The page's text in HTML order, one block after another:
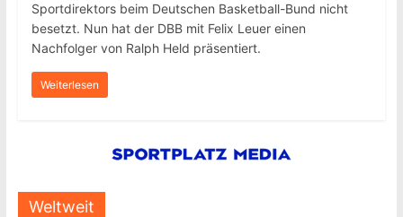
Sportdirektors beim Deutschen Basketball-Bund nicht
besetzt. Nun hat der DBB mit Felix Leuer einen
Nachfolger von Ralph Held präsentiert.
Weiterlesen
Weltweit